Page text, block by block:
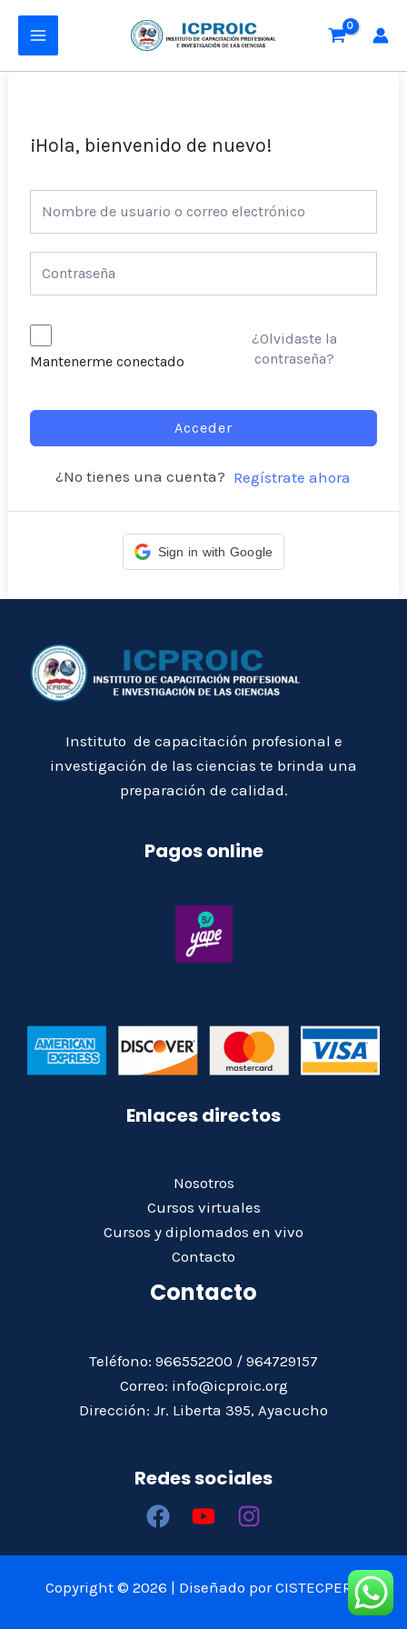
contenido
MAIN
MENU
¡Hola, bienvenido de nuevo!
Mantenerme conectado
¿Olvidaste la
contraseña?
Acceder
¿No tienes una cuenta? Regístrate ahora
Sign in with Google
Instituto de capacitación profesional e
investigación de las ciencias te brinda una
preparación de calidad.
Pagos online
Enlaces directos
Nosotros
Cursos virtuales
Cursos y diplomados en vivo
Contacto
Contacto
Teléfono: 966552200 / 964729157
Correo: info@icproic.org
Dirección: Jr. Liberta 395, Ayacucho
Redes sociales
Copyright © 2026 | Diseñado por CISTECPERÚ